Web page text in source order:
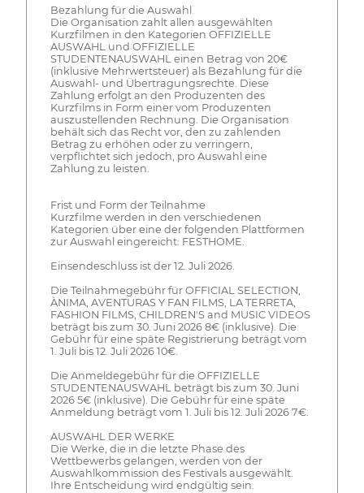
Bezahlung für die Auswahl
Die Organisation zahlt allen ausgewählten
Kurzfilmen in den Kategorien OFFIZIELLE
AUSWAHL und OFFIZIELLE
STUDENTENAUSWAHL einen Betrag von 20€
(inklusive Mehrwertsteuer) als Bezahlung für die
Auswahl- und Übertragungsrechte. Diese
Zahlung erfolgt an den Produzenten des
Kurzfilms in Form einer vom Produzenten
auszustellenden Rechnung. Die Organisation
behält sich das Recht vor, den zu zahlenden
Betrag zu erhöhen oder zu verringern,
verpflichtet sich jedoch, pro Auswahl eine
Zahlung zu leisten.
Frist und Form der Teilnahme
Kurzfilme werden in den verschiedenen
Kategorien über eine der folgenden Plattformen
zur Auswahl eingereicht: FESTHOME.
Einsendeschluss ist der 12. Juli 2026.
Die Teilnahmegebühr für OFFICIAL SELECTION,
ÀNIMA, AVENTURAS Y FAN FILMS, LA TERRETA,
FASHION FILMS, CHILDREN'S and MUSIC VIDEOS
beträgt bis zum 30. Juni 2026 8€ (inklusive). Die
Gebühr für eine späte Registrierung beträgt vom
1. Juli bis 12. Juli 2026 10€.
Die Anmeldegebühr für die OFFIZIELLE
STUDENTENAUSWAHL beträgt bis zum 30. Juni
2026 5€ (inklusive). Die Gebühr für eine späte
Anmeldung beträgt vom 1. Juli bis 12. Juli 2026 7€.
AUSWAHL DER WERKE
Die Werke, die in die letzte Phase des
Wettbewerbs gelangen, werden von der
Auswahlkommission des Festivals ausgewählt.
Ihre Entscheidung wird endgültig sein.